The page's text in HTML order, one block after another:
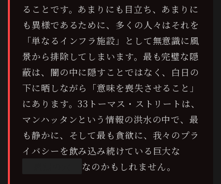
ることです。あまりにも目立ち、あまりに
も異様であるために、多くの人々はそれを
「単なるインフラ施設」として無意識に風
景から排除してしまいます。最も完璧な隠
蔽は、闇の中に隠すことではなく、白日の
下に晒しながら「意味を喪失させること」
にあります。33トーマス・ストリートは、
マンハッタンという情報の洪水の中で、最
も静かに、そして最も貪欲に、我々のプラ
イバシーを飲み込み続けている巨大な
なのかもしれません。